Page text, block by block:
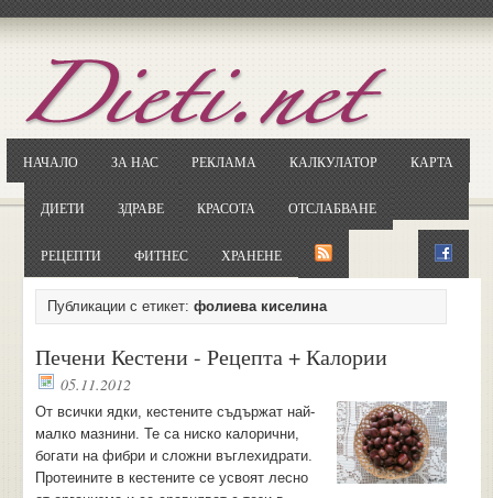
НАЧАЛО ЗА НАС РЕКЛАМА КАЛКУЛАТОР КАРТА
ДИЕТИ ЗДРАВЕ КРАСОТА ОТСЛАБВАНЕ
РЕЦЕПТИ ФИТНЕС ХРАНЕНЕ
Публикации с етикет: фолиева киселина
Печени Кестени - Рецепта + Калории
05.11.2012
От всички ядки, кестените съдържат най-
малко мазнини. Те са ниско калорични,
богати на фибри и сложни въглехидрати.
Протеините в кестените се усвоят лесно
ОтворетеGoogle.bg
Потърсете "Cloxy"
Кликнете на първия резултат
... и я въведете в полето: